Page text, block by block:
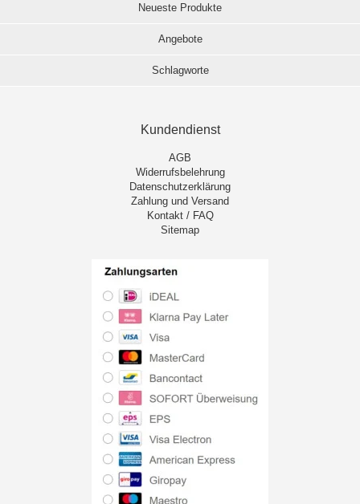
Neueste Produkte
Angebote
Schlagworte
Kundendienst
AGB
Widerrufsbelehrung
Datenschutzerklärung
Zahlung und Versand
Kontakt / FAQ
Sitemap